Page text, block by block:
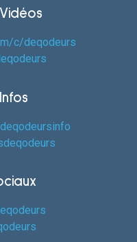
c/deqodeurs